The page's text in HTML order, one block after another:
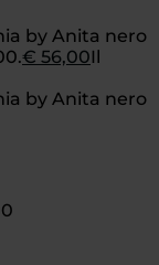
by Anita nero
€ 56,00Il
by Anita nero